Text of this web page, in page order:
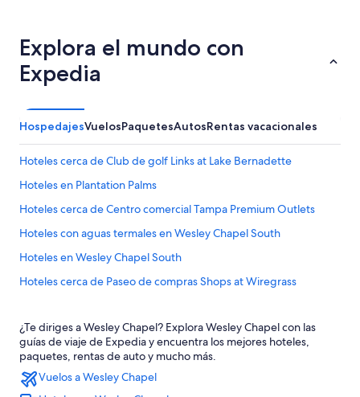
Explora el mundo con
Expedia
HospedajesVuelosPaquetesAutosRentas vacacionales
Hoteles cerca de Club de golf Links at Lake Bernadette
Hoteles en Plantation Palms
Hoteles cerca de Centro comercial Tampa Premium Outlets
Hoteles con aguas termales en Wesley Chapel South
Hoteles en Wesley Chapel South
Hoteles cerca de Paseo de compras Shops at Wiregrass
Hoteles en Meadow Pointe
Hoteles 5 estrellas en Land O' Lakes
Casas de ciudad en Land O' Lakes
¿Te diriges a Wesley Chapel? Explora Wesley Chapel con las
guías de viaje de Expedia y encuentra los mejores hoteles,
paquetes, rentas de auto y mucho más.
Vuelos a Wesley Chapel